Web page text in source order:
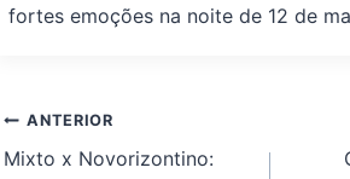
fortes emoções na noite de 12 de
Navegação
de
ANTERIOR
Mixto x Novorizontino: